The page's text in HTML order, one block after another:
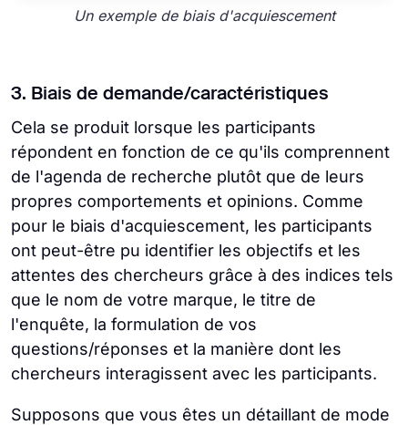
Un exemple de biais d'acquiescement
3. Biais de demande/caractéristiques
Cela se produit lorsque les participants
répondent en fonction de ce qu'ils comprennent
de l'agenda de recherche plutôt que de leurs
propres comportements et opinions. Comme
pour le biais d'acquiescement, les participants
ont peut-être pu identifier les objectifs et les
attentes des chercheurs grâce à des indices tels
que le nom de votre marque, le titre de
l'enquête, la formulation de vos
questions/réponses et la manière dont les
chercheurs interagissent avec les participants.
Supposons que vous êtes un détaillant de mode